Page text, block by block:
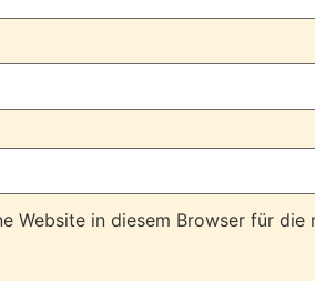
Website in diesem Browser für die